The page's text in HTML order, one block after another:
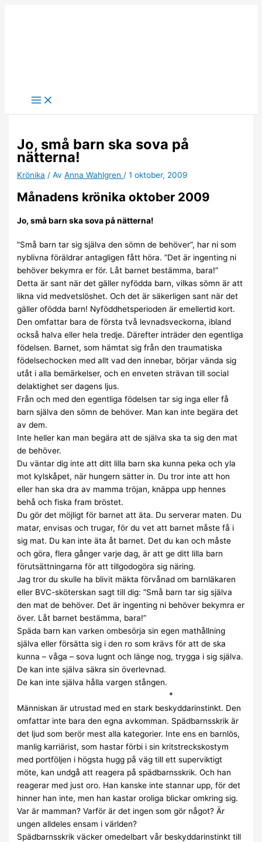
Jo, små barn ska sova på
nätterna!
Krönika / AvAnna Wahlgren /1 oktober, 2009
Månadens krönika oktober 2009
Jo, små barn ska sova på nätterna!
”Små barn tar sig själva den sömn de behöver”, har ni som
nyblivna föräldrar antagligen fått höra. ”Det är ingenting ni
behöver bekymra er för. Låt barnet bestämma, bara!”
Detta är sant när det gäller nyfödda barn, vilkas sömn är att
likna vid medvetslöshet. Och det är säkerligen sant när det
gäller ofödda barn! Nyföddhetsperioden är emellertid kort.
Den omfattar bara de första två levnadsveckorna, ibland
också halva eller hela tredje. Därefter inträder den egentliga
födelsen. Barnet, som hämtat sig från den traumatiska
födelsechocken med allt vad den innebar, börjar vända sig
utåt i alla bemärkelser, och en enveten strävan till social
delaktighet ser dagens ljus.
Från och med den egentliga födelsen tar sig inga eller få
barn själva den sömn de behöver. Man kan inte begära det
av dem.
Inte heller kan man begära att de själva ska ta sig den mat
de behöver.
Du väntar dig inte att ditt lilla barn ska kunna peka och yla
mot kylskåpet, när hungern sätter in. Du tror inte att hon
eller han ska dra av mamma tröjan, knäppa upp hennes
behå och fiska fram bröstet.
Du gör det möjligt för barnet att äta. Du serverar maten. Du
matar, envisas och trugar, för du vet att barnet måste få i
sig mat. Du kan inte äta åt barnet. Det du kan och måste
och göra, flera gånger varje dag, är att ge ditt lilla barn
förutsättningarna för att tillgodogöra sig näring.
Jag tror du skulle ha blivit mäkta förvånad om barnläkaren
eller BVC-sköterskan sagt till dig: ”Små barn tar sig själva
den mat de behöver. Det är ingenting ni behöver bekymra er
över. Låt barnet bestämma, bara!”
Späda barn kan varken ombesörja sin egen mathållning
själva eller försätta sig i den ro som krävs för att de ska
kunna – våga – sova lugnt och länge nog, trygga i sig själva.
De kan inte själva säkra sin överlevnad.
De kan inte själva hålla vargen stången.
*
Människan är utrustad med en stark beskyddarinstinkt. Den
omfattar inte bara den egna avkomman. Spädbarnsskrik är
det ljud som berör mest alla kategorier. Inte ens en barnlös,
manlig karriärist, som hastar förbi i sin kritstreckskostym
med portföljen i högsta hugg på väg till ett superviktigt
möte, kan undgå att reagera på spädbarnsskrik. Och han
reagerar med just oro. Han kanske inte stannar upp, för det
hinner han inte, men han kastar oroliga blickar omkring sig.
Var är mamman? Varför är det ingen som gör något? Är
ungen alldeles ensam i världen?
Spädbarnsskrik väcker omedelbart vår beskyddarinstinkt till